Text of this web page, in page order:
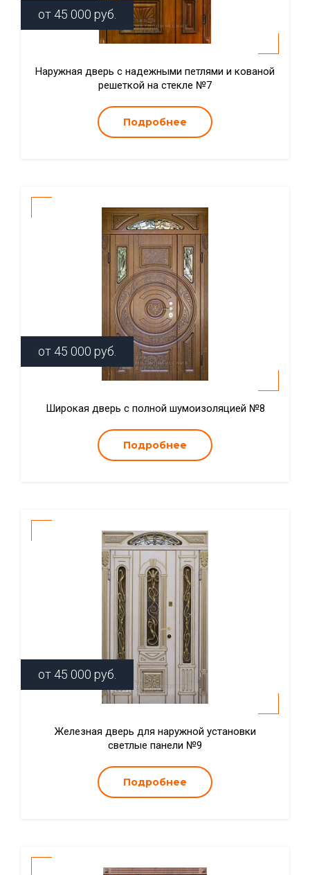
от 45 000 руб.
Наружная дверь с надежными петлями и кованой
решеткой на стекле №7
Подробнее
от 45 000 руб.
Широкая дверь с полной шумоизоляцией №8
Подробнее
от 45 000 руб.
Железная дверь для наружной установки
светлые панели №9
Подробнее